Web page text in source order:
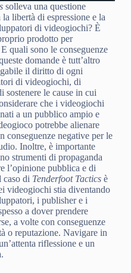
solleva una questione
libertà di espressione e la
di videogiochi? È
prodotto per
quali sono le conseguenze
domande è tutt’altro
il diritto di ogni
di videogiochi, di
sostenere le cause in cui
che i videogiochi
a un pubblico ampio e
potrebbe alienare
conseguenze negative per le
Inoltre, è importante
strumenti di propaganda
l’opinione pubblica e di
di Tenderfoot Tacticsè
videogiochi stia diventando
i publisher e i
a dover prendere
a volte con conseguenze
o reputazione. Navigare in
riflessione e un